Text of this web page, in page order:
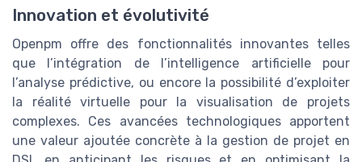
Innovation et évolutivité
Openpm offre des fonctionnalités innovantes telles
que l’intégration de l’intelligence artificielle pour
l’analyse prédictive, ou encore la possibilité d’exploiter
la réalité virtuelle pour la visualisation de projets
complexes. Ces avancées technologiques apportent
une valeur ajoutée concrète à la gestion de projet en